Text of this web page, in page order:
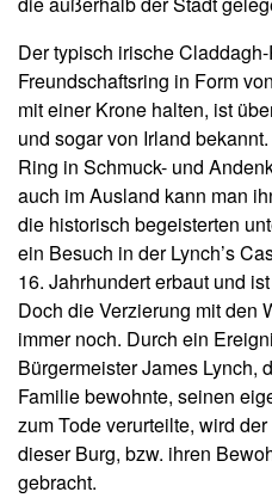
Der typisch irische
Freundschaftsring in Form
mit einer Krone halten, ist
und sogar von Irland
Ring in Schmuck- und
auch im Ausland kann man
die historisch begeisterten
ein Besuch in der Lynch’s
16. Jahrhundert erbaut und
Doch die Verzierung mit den
immer noch. Durch ein
Bürgermeister James Lynch,
Familie bewohnte, seinen
zum Tode verurteilte, wird
dieser Burg, bzw. ihren
gebracht.